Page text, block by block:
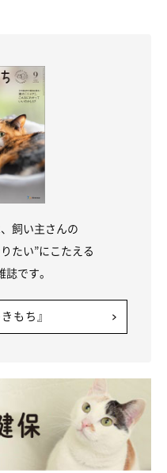
っててね』などと軽く声を
から「肉球」がちらり…
る猫の素顔に胸キュン！
さんが、「トイレ中に差し入
いたこちらの一枚。そこには、ドアの
愛猫・おちゃまるくんが肉球の差し入
さん／X（旧Twitter）
獣医師・岡本りさ先生）
ただいたうえで制作してい
飼い主さんの
たい”にこたえる
です。
もち』